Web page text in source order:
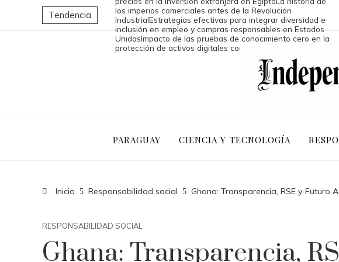
Tendencia
los imperios comerciales antes de la Revolución
IndustrialEstrategias efectivas para integrar diversidad e
inclusión en empleo y compras responsables en Estados
UnidosImpacto de las pruebas de conocimiento cero en la
protección de activos digitales corporativos
PARAGUAY CIENCIA Y TECNOLOGÍA
Inicio Responsabilidad social Ghana: Transparencia, RSE y Futuro
RESPONSABILIDAD SOCIAL
Ghana: Transparencia,